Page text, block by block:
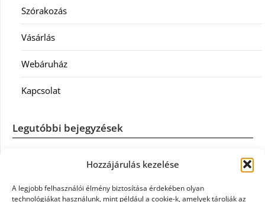
Hozzájárulás kezelése
A legjobb felhasználói élmény biztosítása érdekében olyan
technológiákat használunk, mint például a cookie-k, amelyek tárolják az
Szórakozás
Vásárlás
Webáruház
Kapcsolat
Legutóbbi bejegyzések
Casco szélvédőcsere: mikor éri meg a biztosítást igénybe
Könyvelés: mikor érdemes könyvelőt váltani?